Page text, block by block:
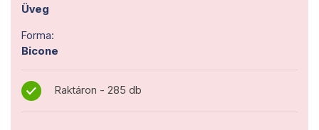
Üveg
Forma:
Bicone
Raktáron - 285 db